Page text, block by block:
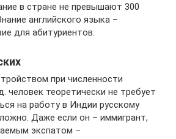
в стране не превышают 300
английского языка –
для абитуриентов.
при численности
человек теоретически не требует
на работу в Индии русскому
Даже если он – иммигрант,
экспатом –